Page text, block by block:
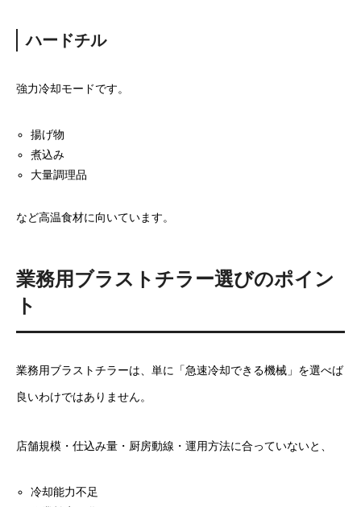
ハードチル
強力冷却モードです。
揚げ物
煮込み
大量調理品
など高温食材に向いています。
業務用 ブラストチラー選びのポイン
ト
業務用ブラストチラーは、単に「急速冷却できる機械」を選べば
良いわけではありません。
店舗規模・仕込み量・厨房動線・運用方法に合っていないと、
冷却能力不足